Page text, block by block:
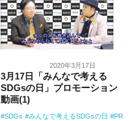
2020年3月17日
3月17日「みんなで考える
SDGsの日」プロモーション
動画(1)
SDGs みんなで考えるSDGsの日
PR